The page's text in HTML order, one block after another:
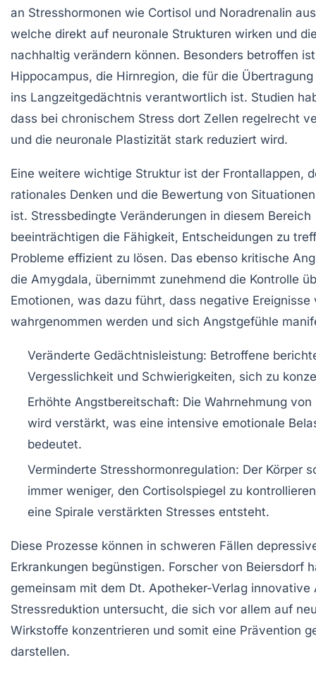
an Stresshormonen wie Cortisol und Noradrenalin
welche direkt auf neuronale Strukturen wirken und
nachhaltig verändern können. Besonders betroffen
Hippocampus, die Hirnregion, die für die
ins Langzeitgedächtnis verantwortlich ist. Studien
dass bei chronischem Stress dort Zellen regelrecht
und die neuronale Plastizität stark reduziert wird.
Eine weitere wichtige Struktur ist der Frontallappen,
rationales Denken und die Bewertung von
ist. Stressbedingte Veränderungen in diesem Bereich
beeinträchtigen die Fähigkeit, Entscheidungen zu
Probleme effizient zu lösen. Das ebenso kritische
die Amygdala, übernimmt zunehmend die Kontrolle
Emotionen, was dazu führt, dass negative Ereignisse
wahrgenommen werden und sich Angstgefühle
Veränderte Gedächtnisleistung: Betroffene
Vergesslichkeit und Schwierigkeiten, sich zu
Erhöhte Angstbereitschaft: Die Wahrnehmung von
wird verstärkt, was eine intensive emotionale
bedeutet.
Verminderte Stresshormonregulation: Der Körper
immer weniger, den Cortisolspiegel zu
eine Spirale verstärkten Stresses entsteht.
Diese Prozesse können in schweren Fällen
Erkrankungen begünstigen. Forscher von Beiersdorf
gemeinsam mit dem Dt. Apotheker-Verlag innovative
Stressreduktion untersucht, die sich vor allem auf
Wirkstoffe konzentrieren und somit eine Prävention
darstellen.